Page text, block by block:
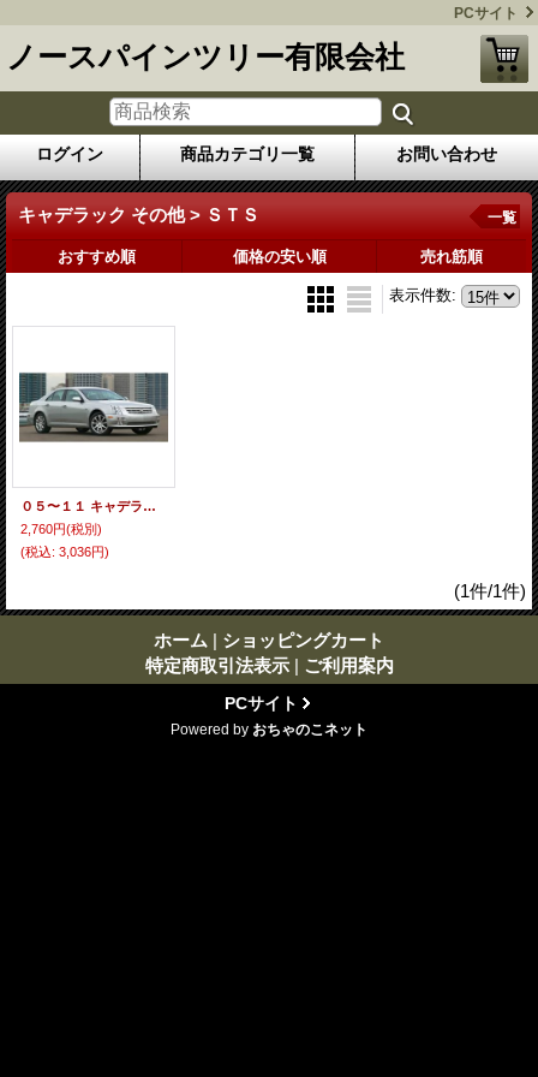
PCサイト
ノースパインツリー有限会社
ログイン 商品カテゴリ一覧 お問い合わせ
キャデラック その他 > ＳＴＳ 一覧
おすすめ順 価格の安い順 売れ筋順
表示件数:
０５〜１１ キャデラック ＳＴＳ ナンバー灯LEDバルブセット
2,760円(税別)
(税込: 3,036円)
(1件/1件)
ホーム | ショッピングカート
特定商取引法表示 | ご利用案内
PCサイト
Powered by おちゃのこネット